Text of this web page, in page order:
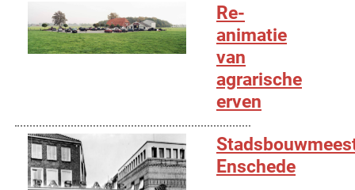
Re-
animatie
van
agrarische
erven
Enschede